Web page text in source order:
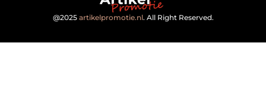
@2025 artikelpromotie.nl. All Right Reserved.